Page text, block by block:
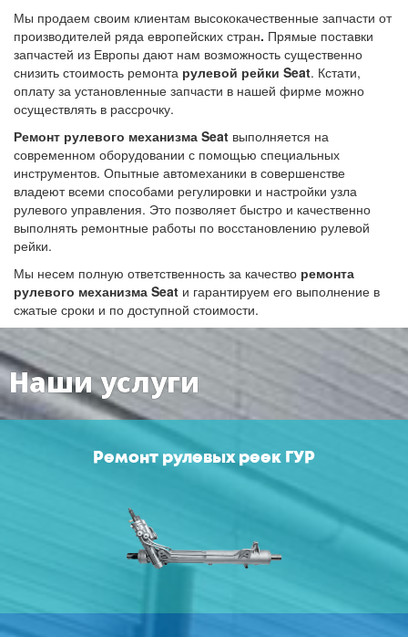
Мы продаем своим клиентам высококачественные запчасти от
производителей ряда европейских стран. Прямые поставки
запчастей из Европы дают нам возможность существенно
снизить стоимость ремонта рулевой рейки Seat. Кстати,
оплату за установленные запчасти в нашей фирме можно
осуществлять в рассрочку.
Ремонт рулевого механизма Seat выполняется на
современном оборудовании с помощью специальных
инструментов. Опытные автомеханики в совершенстве
владеют всеми способами регулировки и настройки узла
рулевого управления. Это позволяет быстро и качественно
выполнять ремонтные работы по восстановлению рулевой
рейки.
Мы несем полную ответственность за качество ремонта
рулевого механизма Seat и гарантируем его выполнение в
сжатые сроки и по доступной стоимости.
Наши услуги
Ремонт рулевых реек ГУР